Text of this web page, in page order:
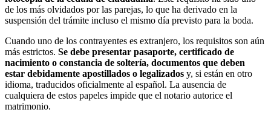
de los más olvidados por las parejas, lo que ha derivado en la
suspensión del trámite incluso el mismo día previsto para la boda.
Cuando uno de los contrayentes es extranjero, los requisitos son aún
más estrictos. Se debe presentar pasaporte, certificado de
nacimiento o constancia de soltería, documentos que deben
estar debidamente apostillados o legalizados y, si están en otro
idioma, traducidos oficialmente al español. La ausencia de
cualquiera de estos papeles impide que el notario autorice el
matrimonio.